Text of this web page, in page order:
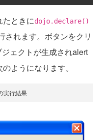
ときにdojo.declare()
されます。ボタンをクリ
ェクトが生成されalert
ようになります。
行結果